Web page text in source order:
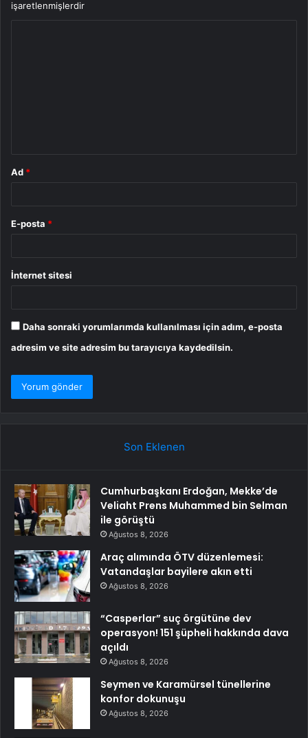
işaretlenmişlerdir
Ad *
E-posta *
İnternet sitesi
Daha sonraki yorumlarımda kullanılması için adım, e-posta
adresim ve site adresim bu tarayıcıya kaydedilsin.
Son Eklenen
Cumhurbaşkanı Erdoğan, Mekke’de
Veliaht Prens Muhammed bin Selman
ile görüştü
Ağustos 8, 2026
Araç alımında ÖTV düzenlemesi:
Vatandaşlar bayilere akın etti
Ağustos 8, 2026
“Casperlar” suç örgütüne dev
operasyon! 151 şüpheli hakkında dava
açıldı
Ağustos 8, 2026
Seymen ve Karamürsel tünellerine
konfor dokunuşu
Ağustos 8, 2026